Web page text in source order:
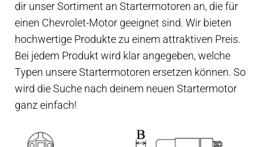
Kontakt
öffnen
Technikblog
Deutsch
öffnen
dir unser Sortiment an Startermotoren an, die für
einen Chevrolet-Motor geeignet sind. Wir bieten
hochwertige Produkte zu einem attraktiven Preis.
Bei jedem Produkt wird klar angegeben, welche
Typen unsere Startermotoren ersetzen können. So
wird die Suche nach deinem neuen Startermotor
ganz einfach!